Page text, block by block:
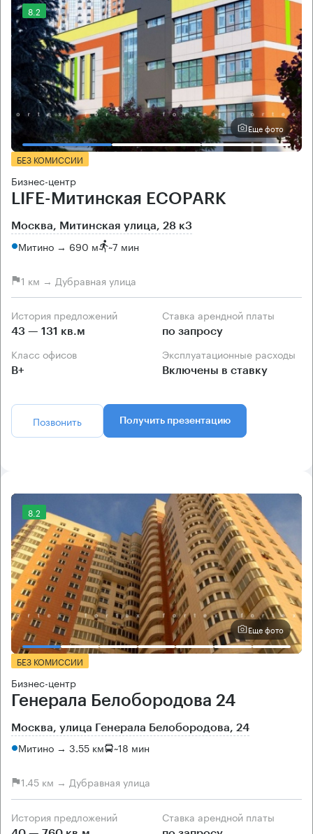
8.2
Еще фото
БЕЗ КОМИССИИ
Бизнес-центр
LIFE-Митинская ECOPARK
Москва, Митинская улица, 28 к3
Митино → 690 м ~7 мин
1 км → Дубравная улица
История предложений
43 — 131 кв.м
Ставка арендной платы
по запросу
Класс офисов
B+
Эксплуатационные расходы
Включены в ставку
Позвонить Получить презентацию
8.2
Еще фото
БЕЗ КОМИССИИ
Бизнес-центр
Генерала Белобородова 24
Москва, улица Генерала Белобородова, 24
Митино → 3.55 км ~18 мин
1.45 км → Дубравная улица
История предложений Ставка арендной платы